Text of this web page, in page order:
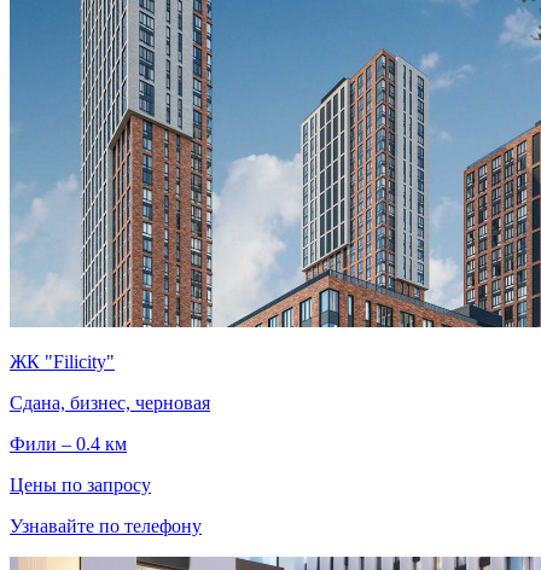
ЖК "Filicity"
Сдана, бизнес, черновая
Фили – 0.4 км
Цены по запросу
Узнавайте по телефону